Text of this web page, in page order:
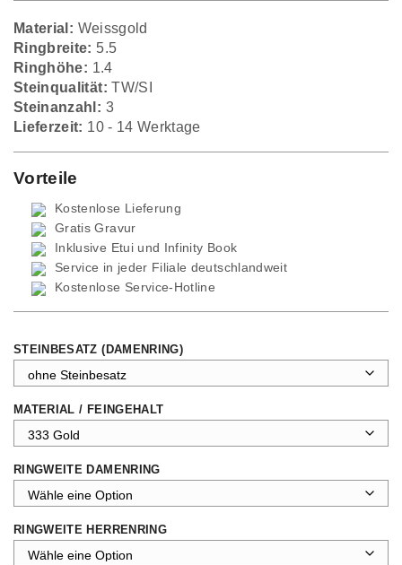
Material: Weissgold
Ringbreite: 5.5
Ringhöhe: 1.4
Steinqualität: TW/SI
Steinanzahl: 3
Lieferzeit: 10 - 14 Werktage
Vorteile
Kostenlose Lieferung
Gratis Gravur
Inklusive Etui und Infinity Book
Service in jeder Filiale deutschlandweit
Kostenlose Service-Hotline
STEINBESATZ (DAMENRING)
MATERIAL / FEINGEHALT
RINGWEITE DAMENRING
RINGWEITE HERRENRING